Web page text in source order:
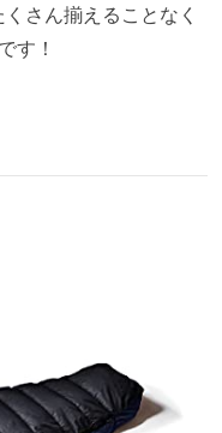
さん揃えることなく
す！